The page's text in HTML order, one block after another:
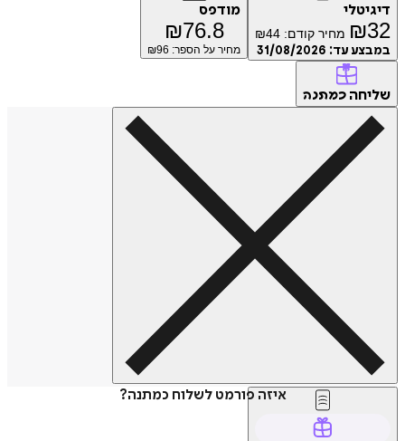
דיגיטלי
₪32 מחיר קודם: ₪44
במבצע עד: 31/08/2026
מודפס
₪76.8
מחיר על הספר: ₪ 96
שליחה כמתנה
איזה פורמט לשלוח כמתנה?